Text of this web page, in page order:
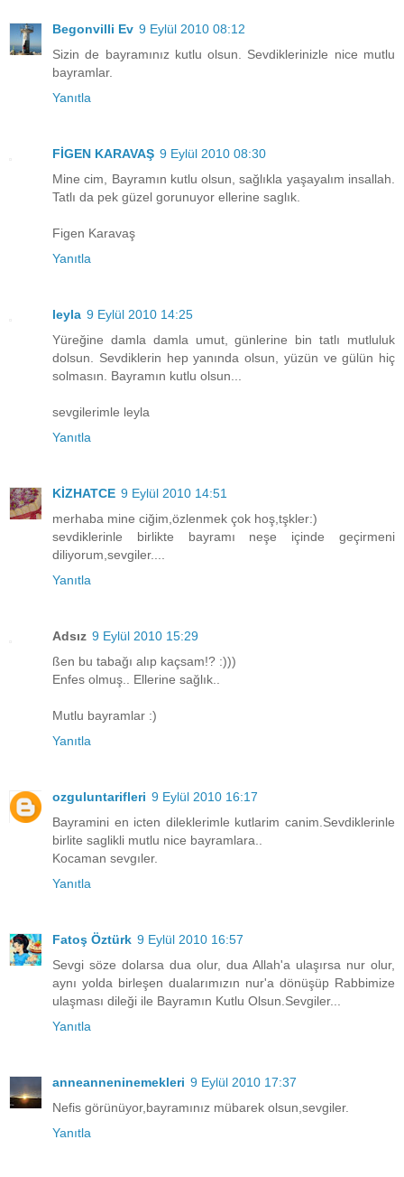
Begonvilli Ev 9 Eylül 2010 08:12
Sizin de bayramınız kutlu olsun. Sevdiklerinizle nice mutlu
bayramlar.
Yanıtla
FİGEN KARAVAŞ 9 Eylül 2010 08:30
Mine cim, Bayramın kutlu olsun, sağlıkla yaşayalım insallah.
Tatlı da pek güzel gorunuyor ellerine saglık.
Figen Karavaş
Yanıtla
leyla 9 Eylül 2010 14:25
Yüreğine damla damla umut, günlerine bin tatlı mutluluk
dolsun. Sevdiklerin hep yanında olsun, yüzün ve gülün hiç
solmasın. Bayramın kutlu olsun...
sevgilerimle leyla
Yanıtla
KİZHATCE 9 Eylül 2010 14:51
merhaba mine ciğim,özlenmek çok hoş,tşkler:)
sevdiklerinle birlikte bayramı neşe içinde geçirmeni
diliyorum,sevgiler....
Yanıtla
Adsız 9 Eylül 2010 15:29
ßen bu tabağı alıp kaçsam!? :)))
Enfes olmuş.. Ellerine sağlık..
Mutlu bayramlar :)
Yanıtla
ozguluntarifleri 9 Eylül 2010 16:17
Bayramini en icten dileklerimle kutlarim canim.Sevdiklerinle
birlite saglikli mutlu nice bayramlara..
Kocaman sevgıler.
Yanıtla
Fatoş Öztürk 9 Eylül 2010 16:57
Sevgi söze dolarsa dua olur, dua Allah'a ulaşırsa nur olur,
aynı yolda birleşen dualarımızın nur'a dönüşüp Rabbimize
ulaşması dileği ile Bayramın Kutlu Olsun.Sevgiler...
Yanıtla
anneanneninemekleri 9 Eylül 2010 17:37
Nefis görünüyor,bayramınız mübarek olsun,sevgiler.
Yanıtla